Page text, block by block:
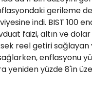
gerileme
indi. BIST 100
faizi, altın ve
reel getiri sağlayan
enflasyonu
yeniden yüzde 8'in